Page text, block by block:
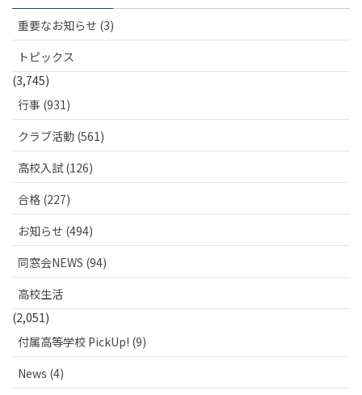
重要なお知らせ (3)
トピックス
(3,745)
行事 (931)
クラブ活動 (561)
高校入試 (126)
合格 (227)
お知らせ (494)
同窓会NEWS (94)
高校生活
(2,051)
付属高等学校 PickUp! (9)
News (4)